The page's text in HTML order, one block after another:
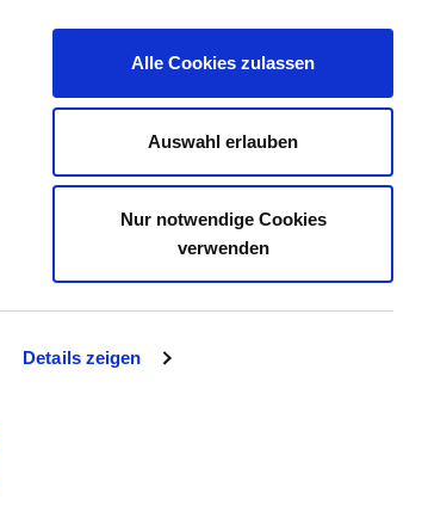
Details zeigen
Alle Cookies zulassen
Auswahl erlauben
Nur notwendige Cookies
verwenden
KONTAKT IHRE MEINUNG